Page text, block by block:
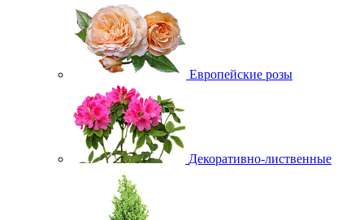
Европейские розы
Декоративно-лиственные